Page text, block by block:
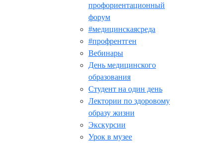
профориентационный
форум
#медицинскаясреда
#профрентген
Вебинары
День медицинского
образования
Студент на один день
Лектории по здоровому
образу жизни
Экскурсии
Урок в музее